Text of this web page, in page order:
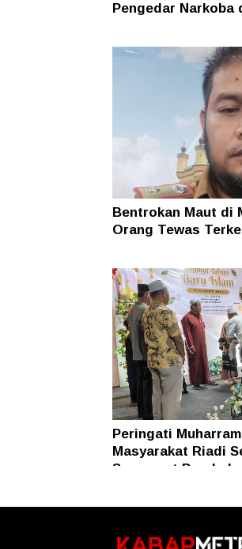
Pengedar Narkoba
Bentrokan Maut di
Orang Tewas
Peringati
Masyarakat Riadi
Semangat